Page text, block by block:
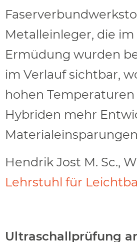
Metalleinleger, die
Ermüdung wurden
im Verlauf sichtbar,
hohen
Hybriden mehr
Hendrik Jost M. Sc.,
Lehrstuhl für
Ultraschallprüfung